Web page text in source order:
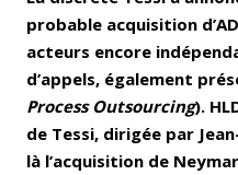
probable acquisition
acteurs encore
d’appels, également
Process Outsourcing).
de Tessi, dirigée par
là l’acquisition de